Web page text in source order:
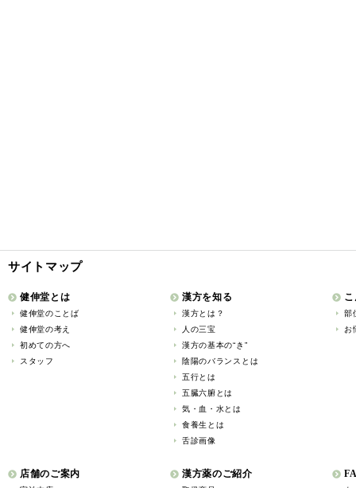
サイトマップ
健伸堂とは
健伸堂のことば
健伸堂の考え
初めての方へ
スタッフ
漢方を知る
漢方とは？
人の三宝
漢方の基本の“き”
陰陽のバランスとは
五行とは
五臓六腑とは
気・血・水とは
食養生とは
舌診画像
部
お
店舗のご案内 漢方薬のご紹介